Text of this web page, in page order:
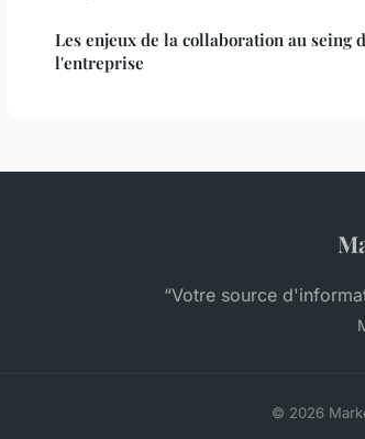
Les enjeux de la collaboration au seing
l'entreprise
“Votre source
© 2026